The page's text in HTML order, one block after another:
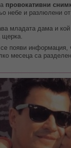
провокативни
небе и разлюлени
младата дама и
щерка.
появи
месеца са